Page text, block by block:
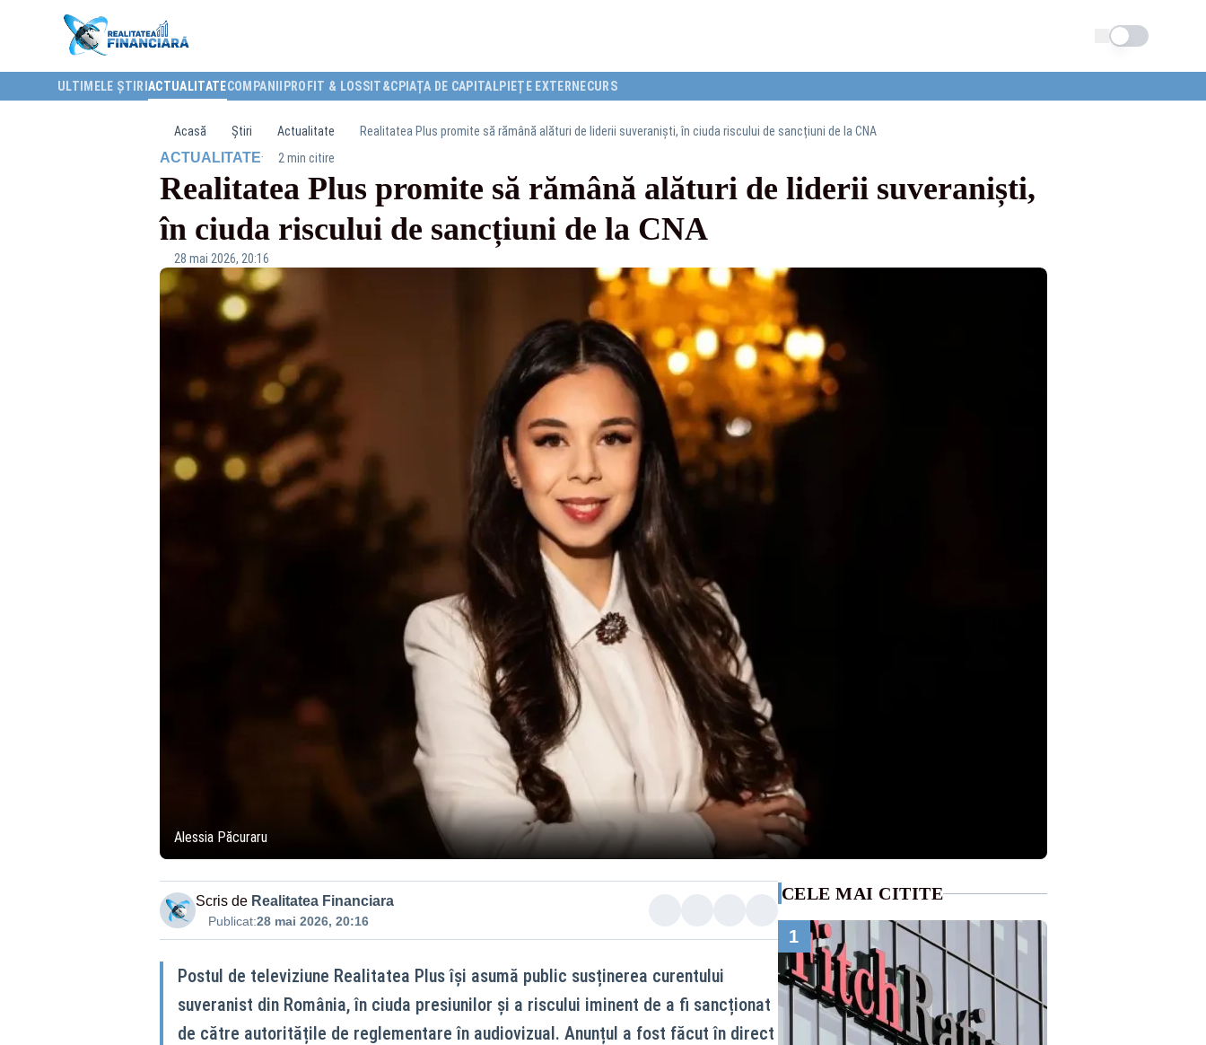
Schimba tema
ULTIMELE ȘTIRI ACTUALITATECOMPANII PROFIT & LOSS IT&C PIAȚA DE CAPITALPIEȚE EXTERNECURS
Acasă Știri Actualitate Realitatea Plus promite să rămână alături de liderii suveraniști, în ciuda riscului de sancțiuni de la CNA
ACTUALITATE· 2 min citire
Realitatea Plus promite să rămână alături de liderii suveraniști,
în ciuda riscului de sancțiuni de la CNA
28 mai 2026, 20:16
Alessia Păcuraru
Scris de Realitatea Financiara
Publicat:28 mai 2026, 20:16
Postul de televiziune Realitatea Plus își asumă public susținerea curentului
suveranist din România, în ciuda presiunilor și a riscului iminent de a fi sancționat
de către autoritățile de reglementare în audiovizual. Anunțul a fost făcut în direct
CELE MAI CITITE
1